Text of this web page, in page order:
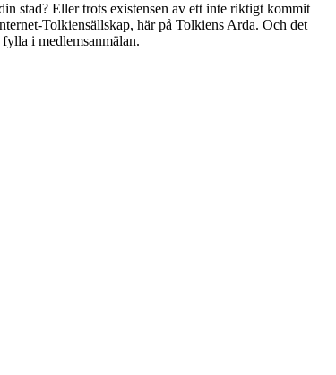
stad? Eller trots existensen av ett inte riktigt kommit
Tolkiensällskap, här på Tolkiens Arda. Och det
i medlemsanmälan.